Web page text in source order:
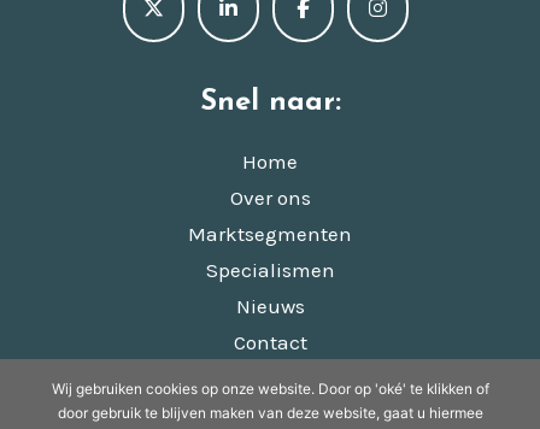
Snel naar:
Home
Over ons
Marktsegmenten
Specialismen
Nieuws
Contact
© Copyright 2022 - 2026 Appkuns· Alle rechten
Wij gebruiken cookies op onze website. Door op 'oké' te klikken of
door gebruik te blijven maken van deze website, gaat u hiermee